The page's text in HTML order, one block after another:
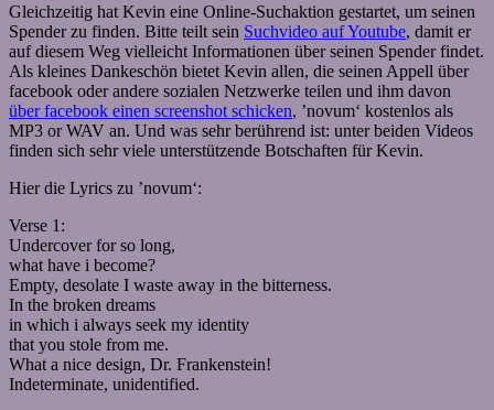
Gleichzeitig hat Kevin eine Online-Suchaktion gestartet, um seinen
Spender zu finden. Bitte teilt sein Suchvideo auf Youtube, damit er
auf diesem Weg vielleicht Informationen über seinen Spender findet.
Als kleines Dankeschön bietet Kevin allen, die seinen Appell über
facebook oder andere sozialen Netzwerke teilen und ihm davon
über facebook einen screenshot schicken, ’novum‘ kostenlos als
MP3 or WAV an. Und was sehr berührend ist: unter beiden Videos
finden sich sehr viele unterstützende Botschaften für Kevin.
Hier die Lyrics zu ’novum‘:
Verse 1:
Undercover for so long,
what have i become?
Empty, desolate I waste away in the bitterness.
In the broken dreams
in which i always seek my identity
that you stole from me.
What a nice design, Dr. Frankenstein!
Indeterminate, unidentified.